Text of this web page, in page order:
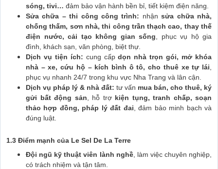
sóng, tivi… đảm bảo vận hành bền bỉ, tiết kiệm điện năng.
Sửa chữa – thi công công trình: nhậnsửa chữa nhà,
chống thấm, sơn nhà, thi công trần thạch cao, thay thế
điện nước, cải tạo không gian sống , phục vụ hộ gia
đình, khách sạn, văn phòng, biệt thự.
Dịch vụ tiện ích: cung cấpdọn nhà trọn gói, mở khóa
nhà – xe, cứu hộ – kích bình ô tô, cho thuê xe tự lái
phục vụ nhanh 24/7 trong khu vực Nha Trang và lân cận.
Dịch vụ pháp lý & nhà đất: tư vấn mua bán, cho thuê, ký
gửi bất động sản , hỗ trợ kiện tụng, tranh chấp, soạn
thảo hợp đồng, pháp lý đất đai , đảm bảo minh bạch và
đúng luật.
1.3 Điểm mạnh của Le Sel De La Terre
Đội ngũ kỹ thuật viên lành nghề, làm việc chuyên nghiệp,
có trách nhiệm và tận tâm.